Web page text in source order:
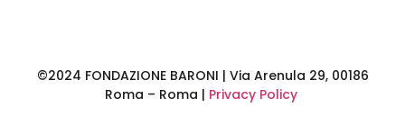
©2024 FONDAZIONE BARONI | Via Arenula 29, 00186
Roma – Roma | Privacy Policy